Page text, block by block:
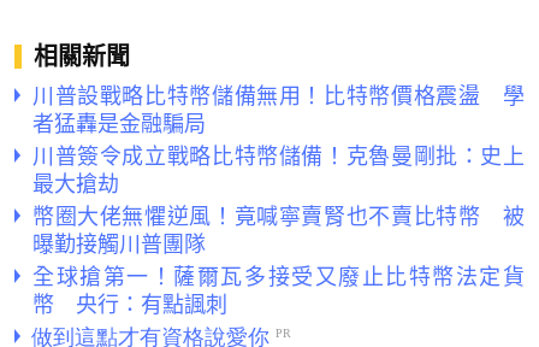
相關新聞
川普設戰略比特幣儲備無用！比特幣價格震盪 學
者猛轟是金融騙局
川普簽令成立戰略比特幣儲備！克魯曼剛批：史上
最大搶劫
幣圈大佬無懼逆風！竟喊寧賣腎也不賣比特幣 被
曝勤接觸川普團隊
全球搶第一！薩爾瓦多接受又廢止比特幣法定貨
幣 央行：有點諷刺